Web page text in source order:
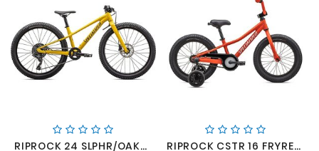
RIPROCK 24 SLPHR/OAKGRN
RIPROCK CSTR 16 FRYRED/WHT